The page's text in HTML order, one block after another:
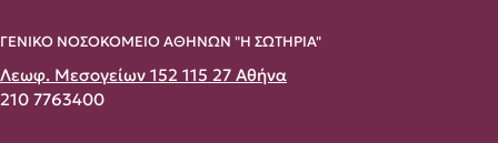
ΓΕΝΙΚΟ ΝΟΣΟΚΟΜΕΙΟ ΑΘΗΝΩΝ "Η ΣΩΤΗΡΙΑ"
Λεωφ. Μεσογείων 152 115 27 Αθήνα
210 7763400